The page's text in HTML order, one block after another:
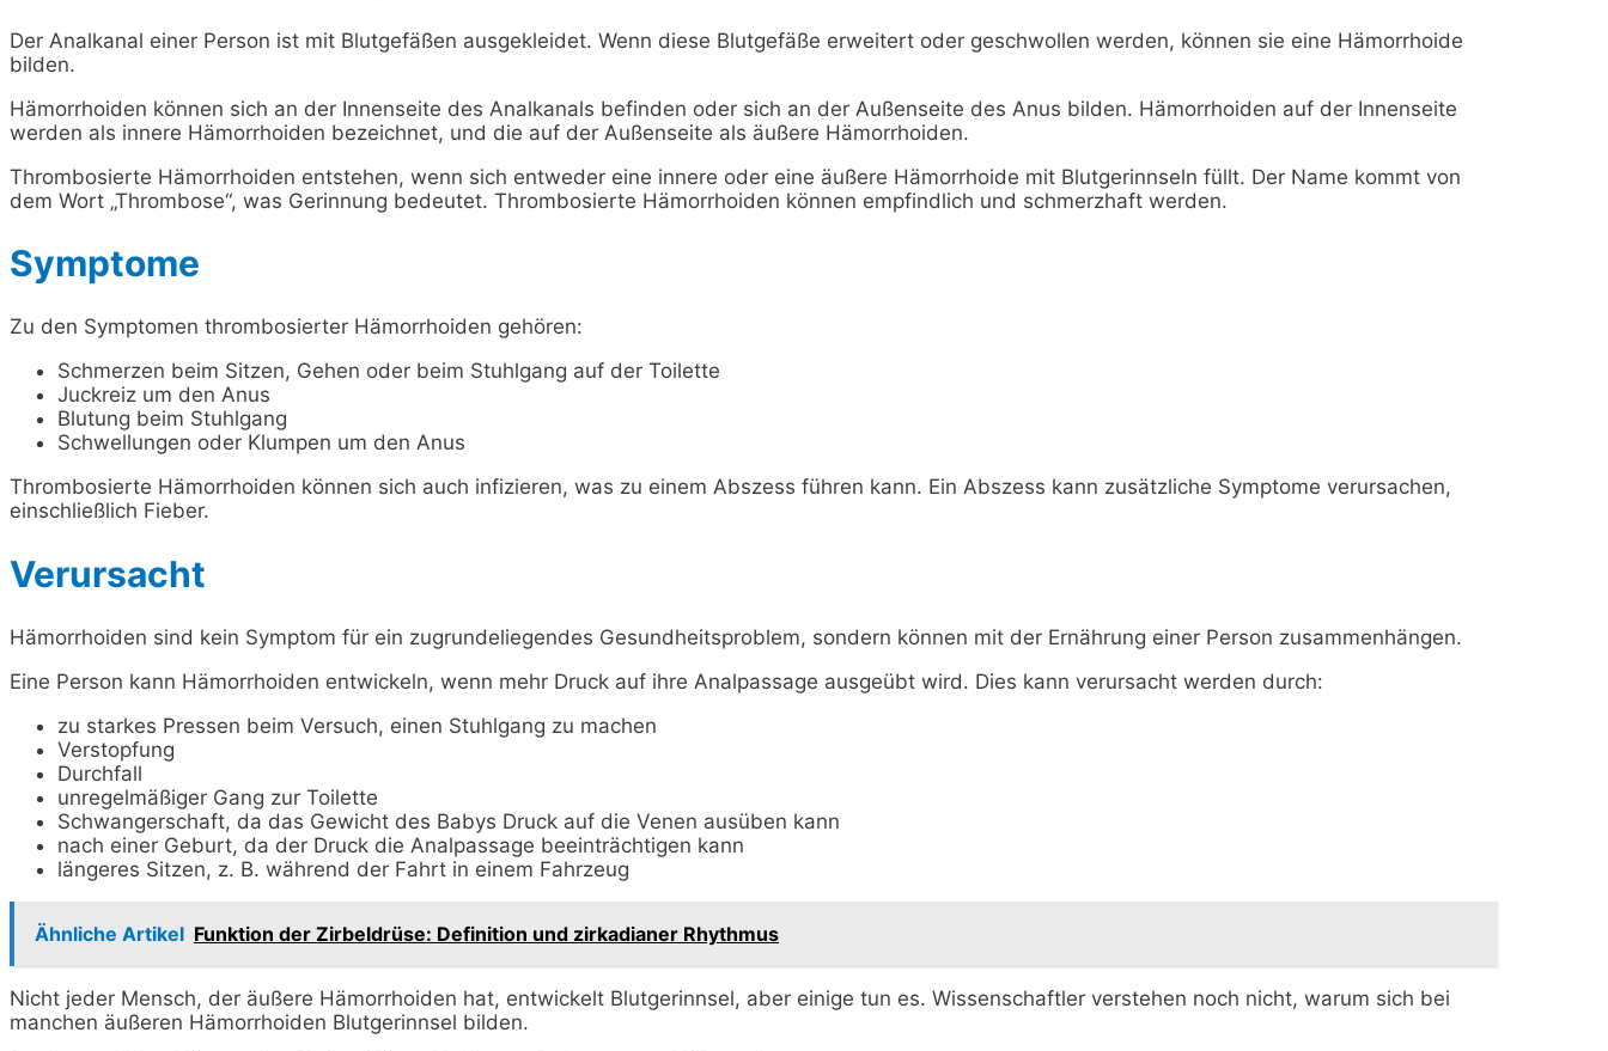
Der Analkanal einer Person ist mit Blutgefäßen ausgekleidet. Wenn diese Blutgefäße erweitert oder geschwollen werden, können sie eine Hämorrhoide
bilden.
Hämorrhoiden können sich an der Innenseite des Analkanals befinden oder sich an der Außenseite des Anus bilden. Hämorrhoiden auf der Innenseite
werden als innere Hämorrhoiden bezeichnet, und die auf der Außenseite als äußere Hämorrhoiden.
Thrombosierte Hämorrhoiden entstehen, wenn sich entweder eine innere oder eine äußere Hämorrhoide mit Blutgerinnseln füllt. Der Name kommt von
dem Wort „Thrombose“, was Gerinnung bedeutet. Thrombosierte Hämorrhoiden können empfindlich und schmerzhaft werden.
Symptome
Zu den Symptomen thrombosierter Hämorrhoiden gehören:
Schmerzen beim Sitzen, Gehen oder beim Stuhlgang auf der Toilette
Juckreiz um den Anus
Blutung beim Stuhlgang
Schwellungen oder Klumpen um den Anus
Thrombosierte Hämorrhoiden können sich auch infizieren, was zu einem Abszess führen kann. Ein Abszess kann zusätzliche Symptome verursachen,
einschließlich Fieber.
Verursacht
Hämorrhoiden sind kein Symptom für ein zugrundeliegendes Gesundheitsproblem, sondern können mit der Ernährung einer Person zusammenhängen.
Eine Person kann Hämorrhoiden entwickeln, wenn mehr Druck auf ihre Analpassage ausgeübt wird. Dies kann verursacht werden durch:
zu starkes Pressen beim Versuch, einen Stuhlgang zu machen
Verstopfung
Durchfall
unregelmäßiger Gang zur Toilette
Schwangerschaft, da das Gewicht des Babys Druck auf die Venen ausüben kann
nach einer Geburt, da der Druck die Analpassage beeinträchtigen kann
längeres Sitzen, z. B. während der Fahrt in einem Fahrzeug
Ähnliche Artikel Funktion der Zirbeldrüse: Definition und zirkadianer Rhythmus
Nicht jeder Mensch, der äußere Hämorrhoiden hat, entwickelt Blutgerinnsel, aber einige tun es. Wissenschaftler verstehen noch nicht, warum sich bei
manchen äußeren Hämorrhoiden Blutgerinnsel bilden.